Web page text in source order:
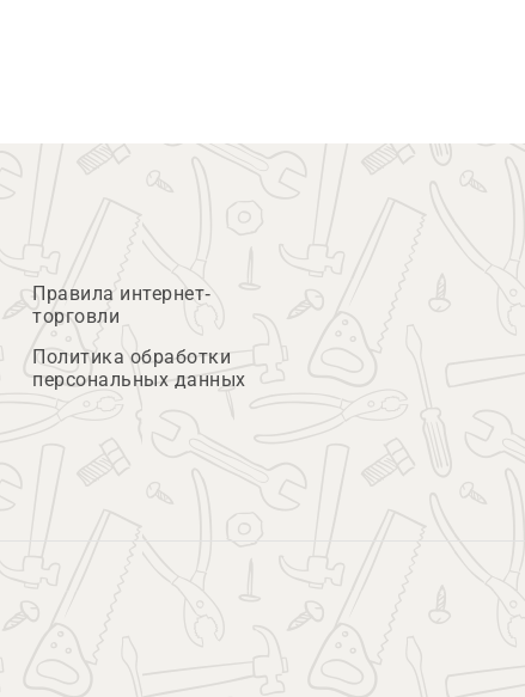
Правила интернет-
торговли
Политика обработки
персональных данных